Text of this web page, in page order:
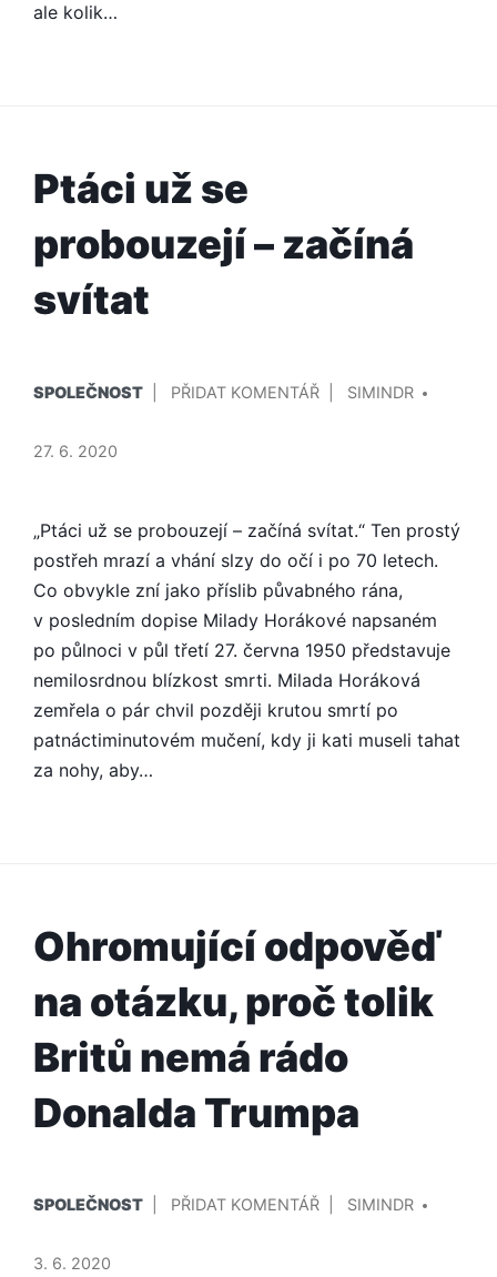
ale kolik…
Ptáci už se
probouzejí – začíná
svítat
V
SPOLEČNOST PŘIDAT KOMENTÁŘNA
–
ZAČÍNÁ
SVÍTAT
SIMINDR
27. 6. 2020
„Ptáci už se probouzejí – začíná svítat.“ Ten prostý
postřeh mrazí a vhání slzy do očí i po 70 letech.
Co obvykle zní jako příslib půvabného rána,
v posledním dopise Milady Horákové napsaném
po půlnoci v půl třetí 27. června 1950 představuje
nemilosrdnou blízkost smrti. Milada Horáková
zemřela o pár chvil později krutou smrtí po
patnáctiminutovém mučení, kdy ji kati museli tahat
za nohy, aby…
Ohromující odpověď
na otázku, proč tolik
Britů nemá rádo
Donalda Trumpa
V
SPOLEČNOST PŘIDAT KOMENTÁŘNA
SIMINDR
3. 6. 2020